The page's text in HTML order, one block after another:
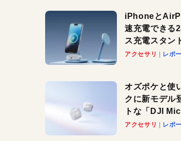
iPhoneと
速充電できる
ス充電スタン
South HiRise
アクセサリ レポ
オズポケと使
クに新モデル
トな「DJI
ノイキャンも
アクセサリ レポ